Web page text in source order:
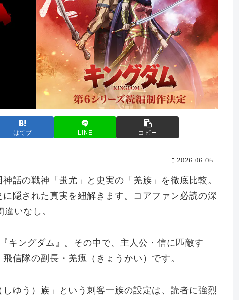
はてブ LINE コピー
2026.06.05
話の戦神「蚩尤」と史実の「羌族」を徹底比較。
隠された真実を紐解きます。コアファン必読の深
いなし。
キングダム』。その中で、主人公・信に匹敵す
信隊の副長・羌瘣（きょうかい）です。
ゆう）族」という刺客一族の設定は、読者に強烈